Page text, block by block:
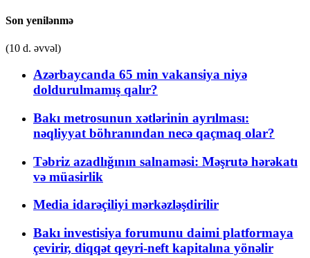
Son yenilənmə
(10 d. əvvəl)
Azərbaycanda 65 min vakansiya niyə
doldurulmamış qalır?
Bakı metrosunun xətlərinin ayrılması:
nəqliyyat böhranından necə qaçmaq olar?
Təbriz azadlığının salnaməsi: Məşrutə hərəkatı
və müasirlik
Media idarəçiliyi mərkəzləşdirilir
Bakı investisiya forumunu daimi platformaya
çevirir, diqqət qeyri-neft kapitalına yönəlir